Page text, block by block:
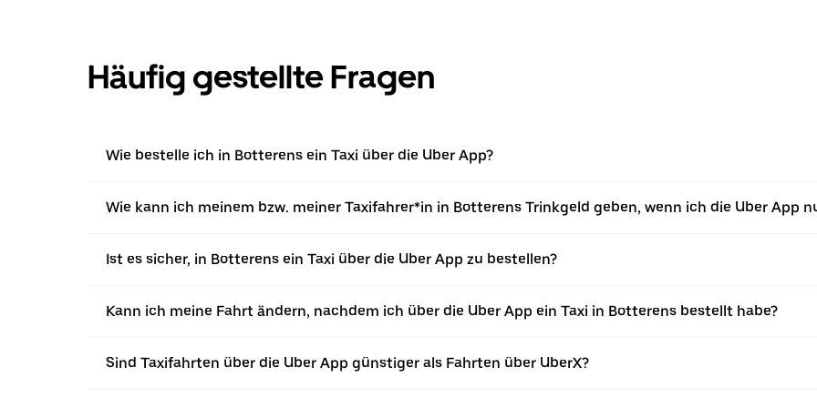
Häufig gestellte Fragen
Wie bestelle ich in Botterens ein Taxi über die Uber App?
Wie kann ich meinem bzw. meiner Taxifahrer*in in Botterens Trinkgeld geben, wenn ich die Uber App
Ist es sicher, in Botterens ein Taxi über die Uber App zu bestellen?
Kann ich meine Fahrt ändern, nachdem ich über die Uber App ein Taxi in Botterens bestellt habe?
Sind Taxifahrten über die Uber App günstiger als Fahrten über UberX?